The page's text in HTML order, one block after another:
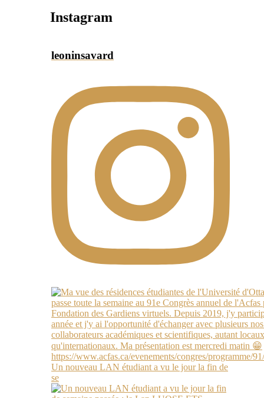
Instagram
leoninsavard
Un nouveau LAN étudiant a vu le jour la fin de
se